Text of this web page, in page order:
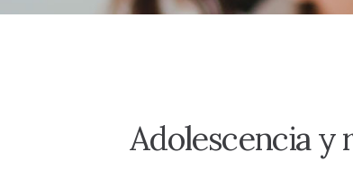
Adolescencia y